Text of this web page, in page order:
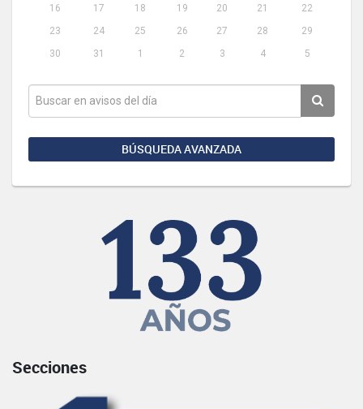
16
17 18 19 20 21
22
23
24 25 26 27 28
29
30
31 1 2 3 4 5
BÚSQUEDA AVANZADA
Secciones